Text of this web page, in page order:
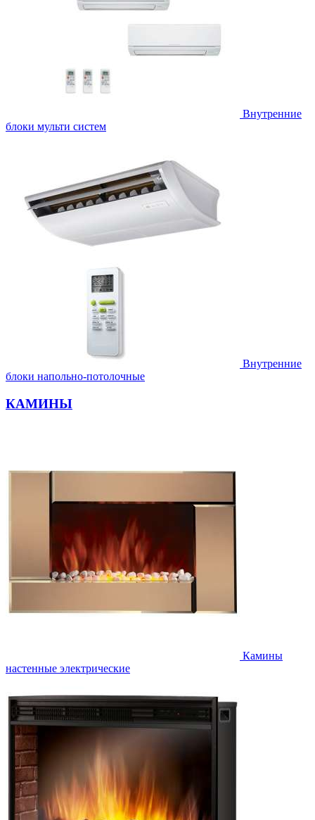
Внутренние
блоки мульти систем
Внутренние
блоки напольно-потолочные
КАМИНЫ
Камины
настенные электрические